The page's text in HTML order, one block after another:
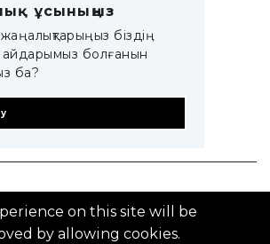
ұсыныңыз
жаңалықтарыңыз біздің
айдарымыз болғанын
ба?
© 2014–2025 ZTB.KZ
on this site will be
by allowing cookies.